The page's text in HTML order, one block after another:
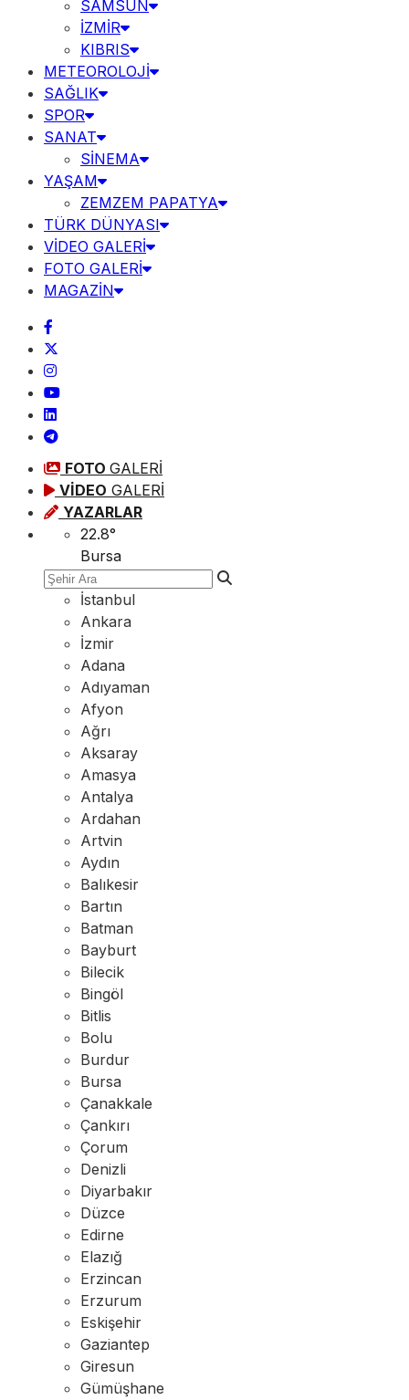
SAMSUN
İZMİR
KIBRIS
METEOROLOJİ
SAĞLIK
SPOR
SANAT
SİNEMA
YAŞAM
ZEMZEM PAPATYA
TÜRK DÜNYASI
VİDEO GALERİ
FOTO GALERİ
MAGAZİN
FOTO GALERİ
VİDEO GALERİ
YAZARLAR
22.8°
Bursa
İstanbul
Ankara
İzmir
Adana
Adıyaman
Afyon
Ağrı
Aksaray
Amasya
Antalya
Ardahan
Artvin
Aydın
Balıkesir
Bartın
Batman
Bayburt
Bilecik
Bingöl
Bitlis
Bolu
Burdur
Bursa
Çanakkale
Çankırı
Çorum
Denizli
Diyarbakır
Düzce
Edirne
Elazığ
Erzincan
Erzurum
Eskişehir
Gaziantep
Giresun
Gümüşhane